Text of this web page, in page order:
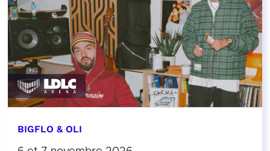
BIGFLO & OLI